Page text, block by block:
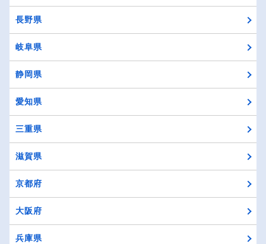
長野県
岐阜県
静岡県
愛知県
三重県
滋賀県
京都府
大阪府
兵庫県